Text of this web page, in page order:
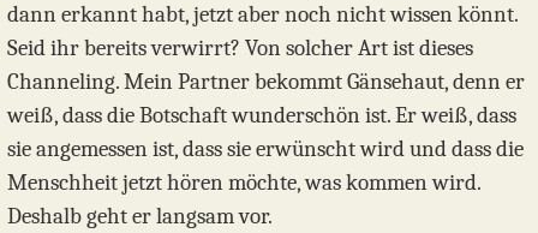
dann erkannt habt, jetzt aber noch nicht wissen könnt.
Seid ihr bereits verwirrt? Von solcher Art ist dieses
Channeling. Mein Partner bekommt Gänsehaut, denn er
weiß, dass die Botschaft wunderschön ist. Er weiß, dass
sie angemessen ist, dass sie erwünscht wird und dass die
Menschheit jetzt hören möchte, was kommen wird.
Deshalb geht er langsam vor.